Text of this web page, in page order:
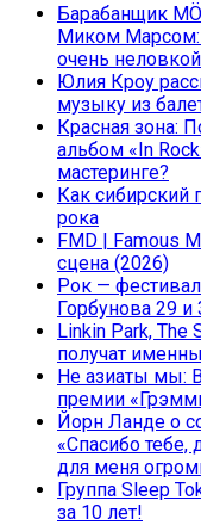
Барабанщик
Миком Марсом:
очень
Юлия Кроу
музыку из
Красная зона:
альбом «In
мастеринге?
Как сибирский
рока
FMD | Famous
сцена (2026)
Рок —
Горбунова 29 и
Linkin Park, The
получат
Не азиаты мы:
премии
Йорн Ланде о
«Спасибо тебе,
для меня
Группа Sleep
за 10 лет!